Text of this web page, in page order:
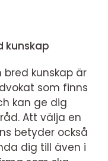
kunskap
kunskap är
som finns
kan ge dig
Att välja en
betyder också
dig till även i